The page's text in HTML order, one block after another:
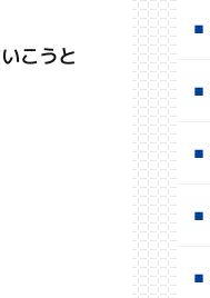
こうと